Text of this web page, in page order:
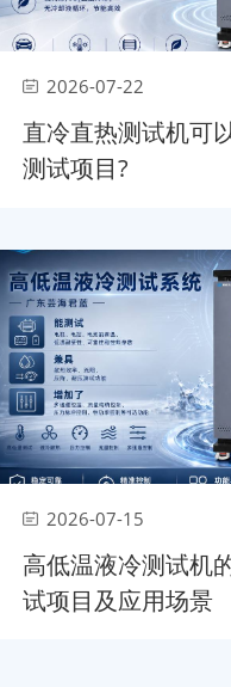
2026-07-22
直冷直热测试机可
测试项目?
2026-07-15
高低温液冷测试机
试项目及应用场景